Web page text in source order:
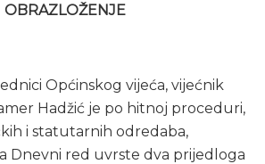
OBRAZLOŽENJE
Općinskog vijeća, vijećnik
Hadžić je po hitnoj proceduri,
i statutarnih odredaba,
Dnevni red uvrste dva prijedloga